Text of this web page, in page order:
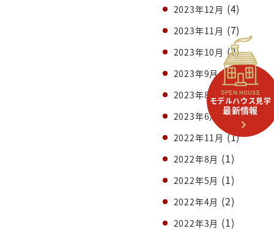
OPEN HOUSE
モデルハウス見学
最新情報
2023年12月 (4)
2023年11月 (7)
2023年10月 (2)
2023年9月(8)
2023年8月 (5)
2023年6月 (1)
2022年11月 (1)
2022年8月 (1)
2022年5月 (1)
2022年4月 (2)
2022年3月 (1)